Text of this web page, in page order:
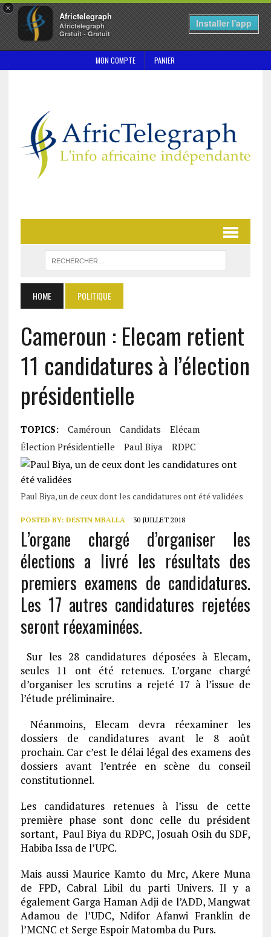
×
Africtelegraph
Africtelegraph
Gratuit - Gratuit
Installer l'app
MON COMPTE PANIER
HOME POLITIQUE
Cameroun : Elecam retient
11 candidatures à l’élection
présidentielle
TOPICS: Caméroun Candidats
Elécam
Élection Présidentielle
Paul Biya RDPC
Paul Biya, un de ceux dont les candidatures ont été validées
POSTED BY: DESTIN MBALLA 30 JUILLET 2018
L’organe chargé d’organiser les
élections a livré les résultats des
premiers examens de candidatures.
Les 17 autres candidatures rejetées
seront réexaminées.
Sur les 28 candidatures déposées à Elecam,
seules 11 ont été retenues. L’organe chargé
d’organiser les scrutins a rejeté 17 à l’issue de
l’étude préliminaire.
Néanmoins, Elecam devra réexaminer les
dossiers de candidatures avant le 8 août
prochain. Car c’est le délai légal des examens des
dossiers avant l’entrée en scène du conseil
constitutionnel.
Les candidatures retenues à l’issu de cette
première phase sont donc celle du président
sortant, Paul Biya du RDPC, Josuah Osih du SDF,
Habiba Issa de l’UPC.
Mais aussi Maurice Kamto du Mrc, Akere Muna
de FPD, Cabral Libil du parti Univers. Il y a
également Garga Haman Adji de l’ADD, Mangwat
Adamou de l’UDC, Ndifor Afanwi Franklin de
l’MCNC et Serge Espoir Matomba du Purs.